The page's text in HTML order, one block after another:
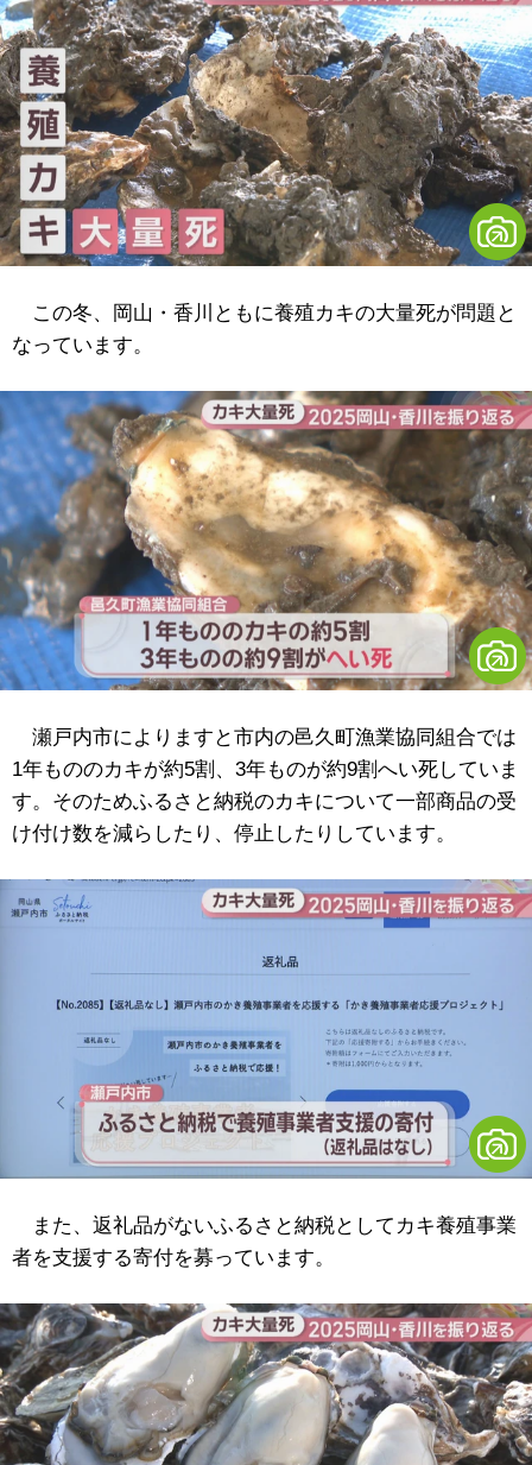
この冬、岡山・香川ともに養殖カキの大量死が問題と
なっています。
瀬戸内市によりますと市内の邑久町漁業協同組合では
1年もののカキが約5割、3年ものが約9割へい死していま
す。そのためふるさと納税のカキについて一部商品の受
け付け数を減らしたり、停止したりしています。
また、返礼品がないふるさと納税としてカキ養殖事業
者を支援する寄付を募っています。